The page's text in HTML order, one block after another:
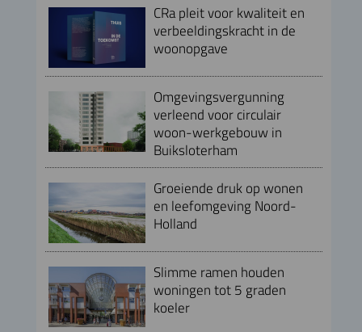
CRa pleit voor kwaliteit en
verbeeldingskracht in de
woonopgave
Omgevingsvergunning
verleend voor circulair
woon-werkgebouw in
Buiksloterham
Groeiende druk op wonen
en leefomgeving Noord-
Holland
Slimme ramen houden
woningen tot 5 graden
koeler